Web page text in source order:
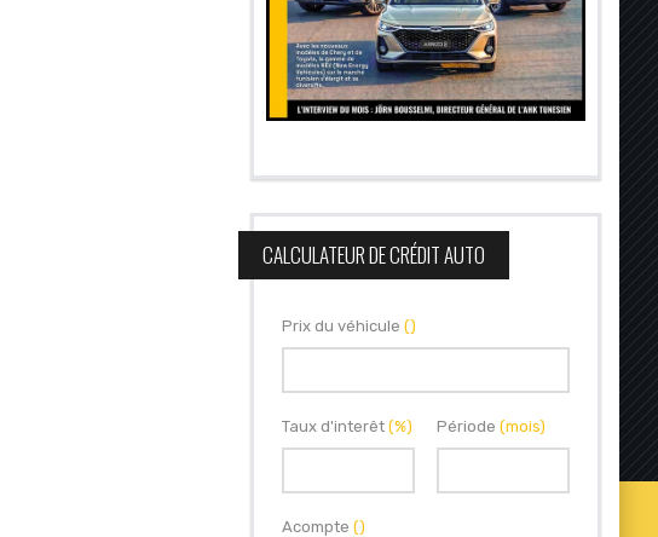
CALCULATEUR DE CRÉDIT AUTO
Prix du véhicule ()
Taux d'interêt (%) Période (mois)
Acompte ()